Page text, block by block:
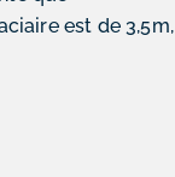
est de 3,5m,